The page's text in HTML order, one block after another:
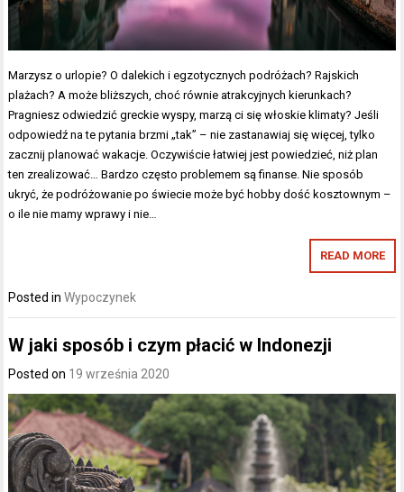
Marzysz o urlopie? O dalekich i egzotycznych podróżach? Rajskich
plażach? A może bliższych, choć równie atrakcyjnych kierunkach?
Pragniesz odwiedzić greckie wyspy, marzą ci się włoskie klimaty? Jeśli
odpowiedź na te pytania brzmi „tak” – nie zastanawiaj się więcej, tylko
zacznij planować wakacje. Oczywiście łatwiej jest powiedzieć, niż plan
ten zrealizować… Bardzo często problemem są finanse. Nie sposób
ukryć, że podróżowanie po świecie może być hobby dość kosztownym –
o ile nie mamy wprawy i nie…
READ MORE
Posted inWypoczynek
W jaki sposób i czym płacić w Indonezji
Posted on 19 września 2020